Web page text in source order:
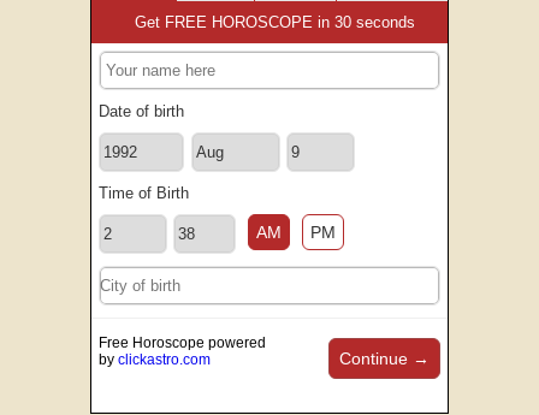
Get FREE HOROSCOPE in 30 seconds
Date of birth
Time of Birth
AM PM
Free Horoscope powered
by clickastro.com Continue →